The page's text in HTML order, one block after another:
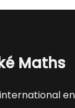
Maths
en